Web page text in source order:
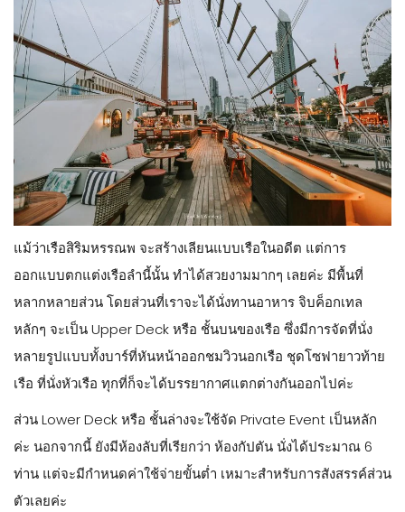
แม้ว่าเรือสิริมหรรณพ จะสร้างเลียนแบบเรือในอดีต แต่การ
ออกแบบตกแต่งเรือลำนี้นั้น ทำได้สวยงามมากๆ เลยค่ะ มีพื้นที่
หลากหลายส่วน โดยส่วนที่เราจะได้นั่งทานอาหาร จิบค็อกเทล
หลักๆ จะเป็น Upper Deck หรือ ชั้นบนของเรือ ซึ่งมีการจัดที่นั่ง
หลายรูปแบบทั้งบาร์ที่หันหน้าออกชมวิวนอกเรือ ชุดโซฟายาวท้าย
เรือ ที่นั่งหัวเรือ ทุกที่ก็จะได้บรรยากาศแตกต่างกันออกไปค่ะ
ส่วน Lower Deck หรือ ชั้นล่างจะใช้จัด Private Event เป็นหลัก
ค่ะ นอกจากนี้ ยังมีห้องลับที่เรียกว่า ห้องกัปตัน นั่งได้ประมาณ 6
ท่าน แต่จะมีกำหนดค่าใช้จ่ายขั้นต่ำ เหมาะสำหรับการสังสรรค์ส่วน
ตัวเลยค่ะ